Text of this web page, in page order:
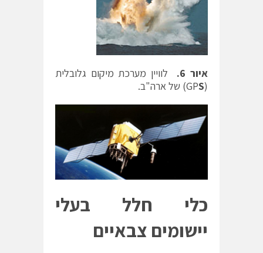
איור 6.
לוויין מערכת מיקום גלובלית
(GP
S ) של ארה"ב.
כלי חלל בעלי
יישומים צבאיים